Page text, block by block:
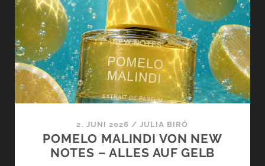
DE
MONACO
–
SCHIMMERNDER
NEBEL
2. JUNI 2026 /JULIA BIRÓ
POMELO MALINDI VON NEW
NOTES – ALLES AUF GELB